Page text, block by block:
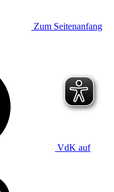
Zum Seitenanfang
VdK auf